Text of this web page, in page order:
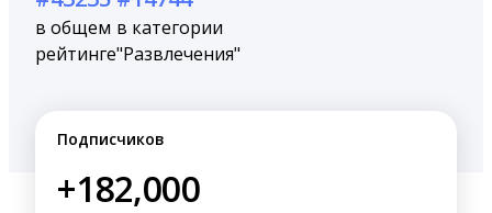
в общем
рейтинге
в категории
"Развлечения"
Подписчиков
+182,000